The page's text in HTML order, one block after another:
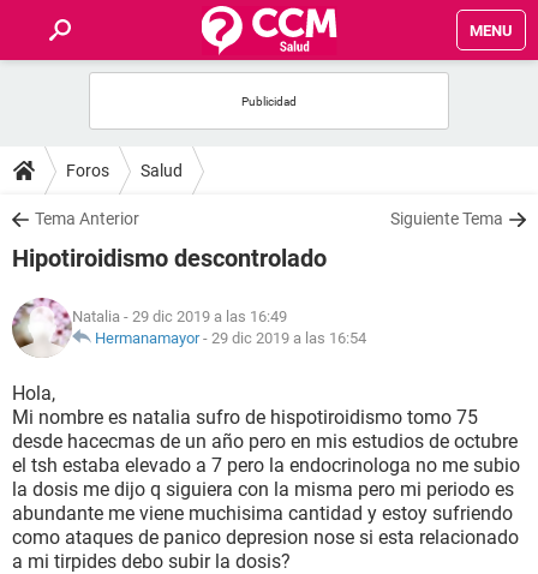
MENU
FOROS
SALUD
FAMILIA
NUTRICIÓN
BIENESTAR
SEXUALIDAD
GLOSARIO
Foros Salud
Tema Anterior Siguiente Tema
Hipotiroidismo descontrolado
Natalia - 29 dic 2019 a las 16:49
Hermanamayor- 29 dic 2019 a las 16:54
Hola,
Mi nombre es natalia sufro de hispotiroidismo tomo 75
desde hacecmas de un año pero en mis estudios de octubre
el tsh estaba elevado a 7 pero la endocrinologa no me subio
la dosis me dijo q siguiera con la misma pero mi periodo es
abundante me viene muchisima cantidad y estoy sufriendo
como ataques de panico depresion nose si esta relacionado
a mi tirpides debo subir la dosis?